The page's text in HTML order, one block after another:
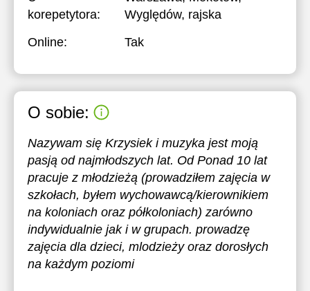
korepetytora:
Wyględów, rajska
Online:
Tak
O sobie:
Nazywam się Krzysiek i muzyka jest moją
pasją od najmłodszych lat. Od Ponad 10 lat
pracuje z młodzieżą (prowadziłem zajęcia w
szkołach, byłem wychowawcą/kierownikiem
na koloniach oraz półkoloniach) zarówno
indywidualnie jak i w grupach. prowadzę
zajęcia dla dzieci, mlodzieży oraz dorosłych
na każdym poziomi